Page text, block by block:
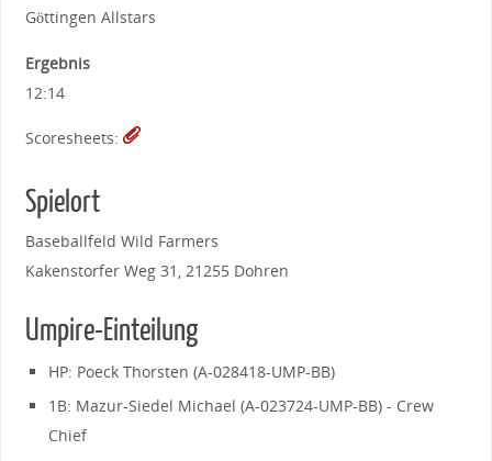
Göttingen Allstars
Ergebnis
12:14
Scoresheets:
Spielort
Baseballfeld Wild Farmers
Kakenstorfer Weg 31, 21255 Dohren
Umpire-Einteilung
HP: Poeck Thorsten (A-028418-UMP-BB)
1B: Mazur-Siedel Michael (A-023724-UMP-BB) - Crew
Chief